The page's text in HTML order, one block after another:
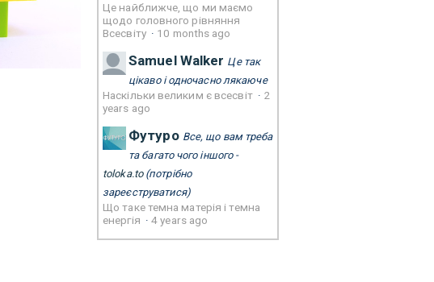
Це найближче, що ми маємо
щодо головного рівняння
Всесвіту · 10 months ago
Samuel Walker Це так
цікаво і одночасно лякаюче
Наскільки великим є всесвіт · 2
years ago
Футуро Все, що вам треба
та багато чого іншого -
toloka.to(потрібно
зареєструватися)
Що таке темна матерія і темна
енергія ·4 years ago